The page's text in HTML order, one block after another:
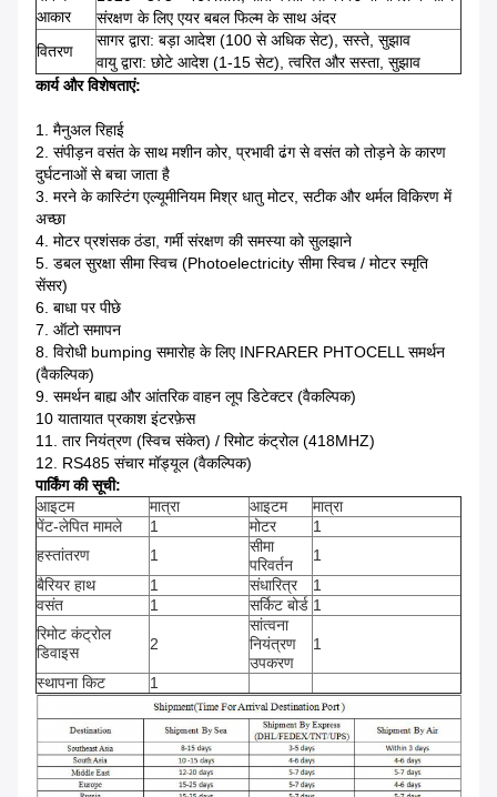
आकार
संरक्षण के लिए एयर बबल फिल्म के साथ अंदर
वितरण
सागर द्वारा: बड़ा आदेश (100 से अधिक सेट), सस्ते, सुझाव
वायु द्वारा: छोटे आदेश (1-15 सेट), त्वरित और सस्ता, सुझाव
कार्य और विशेषताएं:
1. मैनुअल रिहाई
2. संपीड़न वसंत के साथ मशीन कोर, प्रभावी ढंग से वसंत को तोड़ने के कारण
दुर्घटनाओं से बचा जाता है
3. मरने के कास्टिंग एल्यूमीनियम मिश्र धातु मोटर, सटीक और थर्मल विकिरण में
अच्छा
4. मोटर प्रशंसक ठंडा, गर्मी संरक्षण की समस्या को सुलझाने
5. डबल सुरक्षा सीमा स्विच (Photoelectricity सीमा स्विच / मोटर स्मृति
सेंसर)
6. बाधा पर पीछे
7. ऑटो समापन
8. विरोधी bumping समारोह के लिए INFRARER PHTOCELL समर्थन
(वैकल्पिक)
9. समर्थन बाह्य और आंतरिक वाहन लूप डिटेक्टर (वैकल्पिक)
10 यातायात प्रकाश इंटरफ़ेस
11. तार नियंत्रण (स्विच संकेत) / रिमोट कंट्रोल (418MHZ)
12. RS485 संचार मॉड्यूल (वैकल्पिक)
पार्किंग की सूची:
आइटम
मात्रा आइटम
मात्रा
पेंट-लेपित मामले
1 मोटर
1
हस्तांतरण
1
सीमा
परिवर्तन
1
बैरियर हाथ
1 संधारित्र
1
वसंत
1 सर्किट बोर्ड 1
रिमोट कंट्रोल
डिवाइस
2
सांत्वना
नियंत्रण
उपकरण
1
स्थापना किट 1